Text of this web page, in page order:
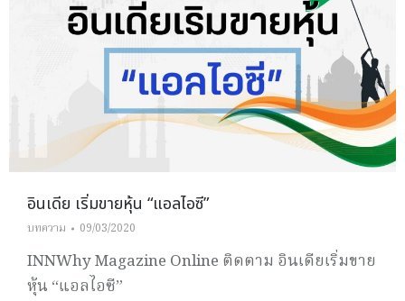
อินเดีย เริ่มขายหุ้น “แอลไอซี”
บทความ 09/03/2020
INNWhy Magazine Online ติดตาม อินเดียเริ่มขาย
หุ้น “แอลไอซี”